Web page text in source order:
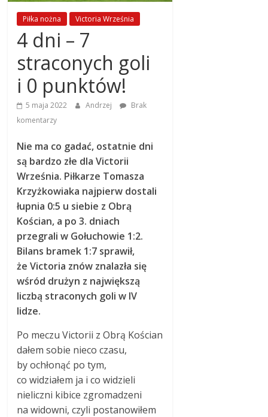
Piłka nożna Victoria Września
4 dni – 7
straconych goli
i 0 punktów!
5 maja 2022 Andrzej
Brak
komentarzy
Nie ma co gadać, ostatnie dni
są bardzo złe dla Victorii
Września. Piłkarze Tomasza
Krzyżkowiaka najpierw dostali
łupnia 0:5 u siebie z Obrą
Kościan, a po 3. dniach
przegrali w Gołuchowie 1:2.
Bilans bramek 1:7 sprawił,
że Victoria znów znalazła się
wśród drużyn z największą
liczbą straconych goli w IV
lidze.
Po meczu Victorii z Obrą Kościan
dałem sobie nieco czasu,
by ochłonąć po tym,
co widziałem ja i co widzieli
nieliczni kibice zgromadzeni
na widowni, czyli postanowiłem